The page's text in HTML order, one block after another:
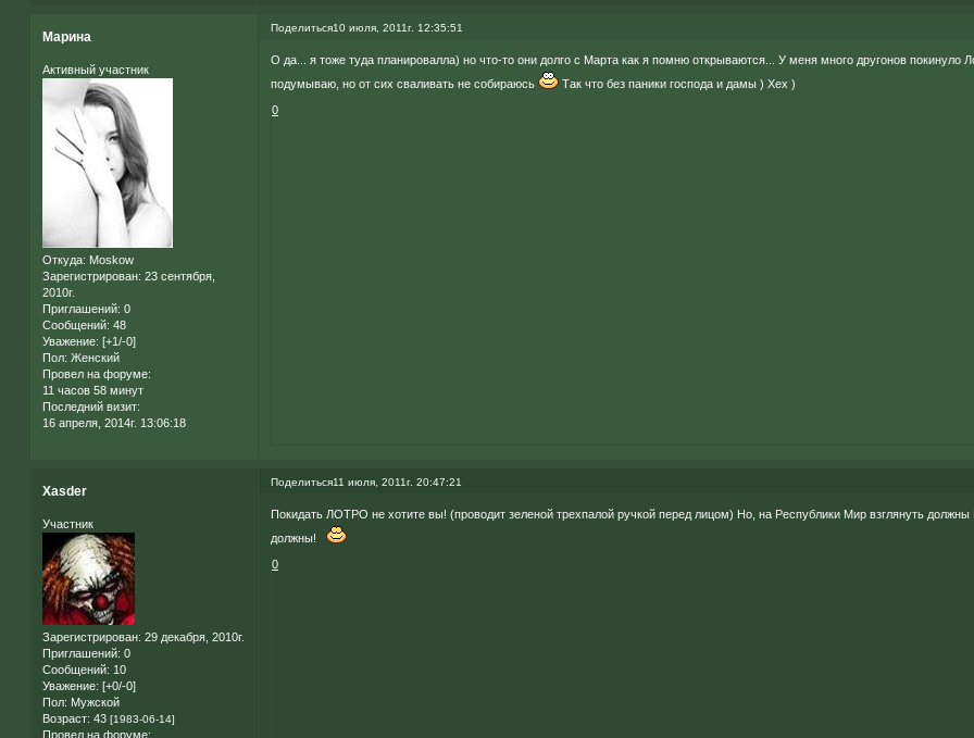
Поделиться10 июля, 2011г. 12:35:51
Марина
Активный участник
Откуда: Moskow
Зарегистрирован: 23 сентября,
2010г.
Приглашений: 0
Сообщений: 48
Уважение: [+1/-0]
Пол: Женский
Провел на форуме:
11 часов 58 минут
Последний визит:
16 апреля, 2014г. 13:06:18
О да... я тоже туда планировалла) но что-то они долго с Марта как я помню открываются... У меня много другонов
подумываю, но от сих сваливать не собираюсь
Так что без паники господа и дамы ) Хех )
0
Поделиться11 июля, 2011г. 20:47:21
Xasder
Участник
Зарегистрирован: 29 декабря, 2010г.
Приглашений: 0
Сообщений: 10
Уважение: [+0/-0]
Пол: Мужской
Возраст: 43 [1983-06-14]
Провел на форуме:
Покидать ЛОТРО не хотите вы! (проводит зеленой трехпалой ручкой перед лицом) Но, на Республики Мир взглянуть
должны!
0